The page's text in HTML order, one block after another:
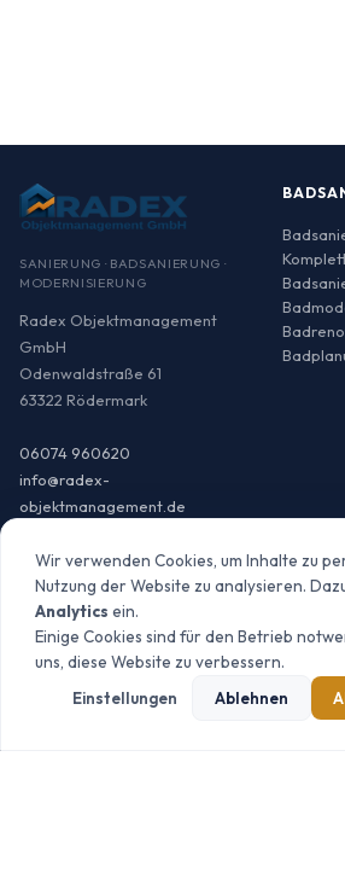
Wir verwenden Cookies, um Inhalte zu
Nutzung der Website zu analysieren.
Analytics ein.
Einige Cookies sind für den Betrieb
uns, diese Website zu verbessern.
Einstellungen Ablehnen
SANIERUNG · BADSANIERUNG ·
MODERNISIERUNG
Radex Objektmanagement
GmbH
Odenwaldstraße 61
63322 Rödermark
06074 960620
info@radex-
objektmanagement.de
SANIERUNG
Sanierung Überblick
Wohnung sanieren Kosten